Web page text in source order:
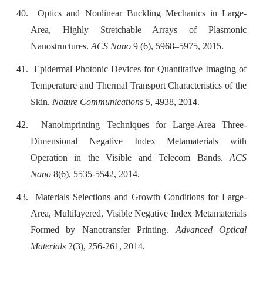
40.
Optics and Nonlinear Buckling Mechanics in Large-
Area, Highly Stretchable Arrays of Plasmonic
Nanostructures. ACS Nano 9 (6), 5968–5975, 2015.
41.
Epidermal Photonic Devices for Quantitative Imaging of
Temperature and Thermal Transport Characteristics of the
Skin. Nature Communications 5, 4938, 2014.
42.
Nanoimprinting Techniques for Large-Area Three-
Dimensional Negative Index Metamaterials with
Operation in the Visible and Telecom Bands. ACS
Nano 8(6), 5535-5542, 2014.
43.
Materials Selections and Growth Conditions for Large-
Area, Multilayered, Visible Negative Index Metamaterials
Formed by Nanotransfer Printing. Advanced Optical
Materials 2(3), 256-261, 2014.